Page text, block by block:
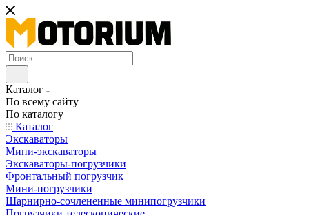
Каталог
По всему сайту
По каталогу
Каталог
Экскаваторы
Мини-экскаваторы
Экскаваторы-погрузчики
Фронтальный погрузчик
Мини-погрузчики
Шарнирно-сочлененные минипогрузчики